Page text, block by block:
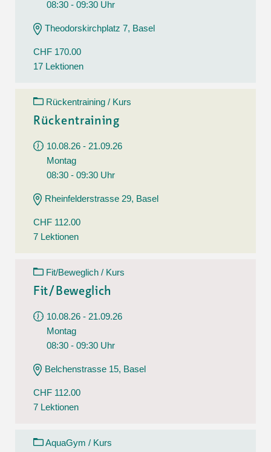
08:30 - 09:30 Uhr
Theodorskirchplatz 7, Basel
CHF 170.00
17 Lektionen
Rückentraining / Kurs
Rückentraining
10.08.26 - 21.09.26
Montag
08:30 - 09:30 Uhr
Rheinfelderstrasse 29, Basel
CHF 112.00
7 Lektionen
Fit/Beweglich / Kurs
Fit/Beweglich
10.08.26 - 21.09.26
Montag
08:30 - 09:30 Uhr
Belchenstrasse 15, Basel
CHF 112.00
7 Lektionen
AquaGym / Kurs